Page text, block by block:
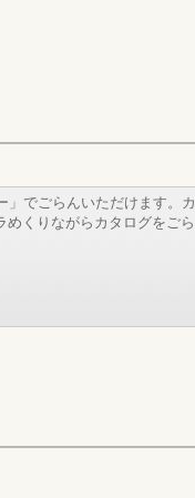
」でごらんいただけます。カ
めくりながらカタログをごら